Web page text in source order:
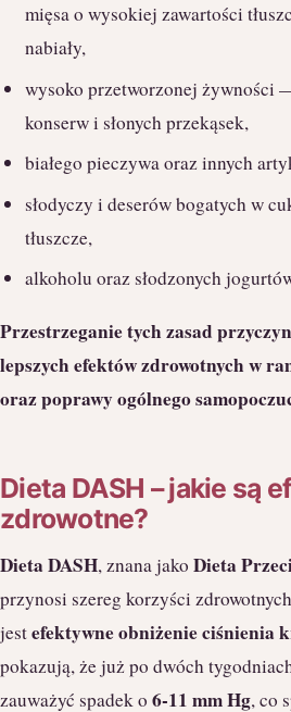
mięsa o wysokiej zawartości
nabiały,
wysoko przetworzonej żywności
konserw i słonych przekąsek,
białego pieczywa oraz innych
słodyczy i deserów bogatych w
tłuszcze,
alkoholu oraz słodzonych
Przestrzeganie tych zasad
lepszych efektów zdrowotnych w
oraz poprawy ogólnego
Dieta DASH – jakie są
zdrowotne?
Dieta DASH, znana jako Dieta
przynosi szereg korzyści
jestefektywne obniżenie ciśnienia
pokazują, że już po dwóch
zauważyć spadek o 6-11 mm Hg, co